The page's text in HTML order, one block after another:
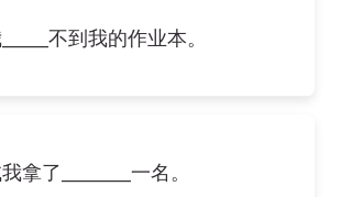
不到我的作业本。
拿了_________一名。